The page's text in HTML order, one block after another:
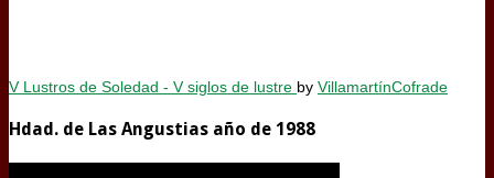
V Lustros de Soledad - V siglos de lustre by VillamartínCofrade
Hdad. de Las Angustias año de 1988